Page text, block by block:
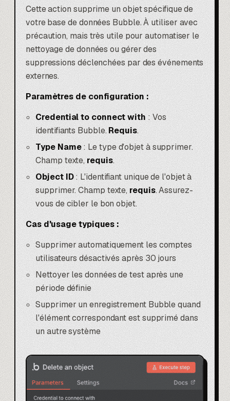
Cette action supprime un objet spécifique de
votre base de données Bubble. À utiliser avec
précaution, mais très utile pour automatiser le
nettoyage de données ou gérer des
suppressions déclenchées par des événements
externes.
Paramètres de configuration :
Credential to connect with: Vos
identifiants Bubble.Requis.
Type Name: Le type d'objet à supprimer.
Champ texte, requis.
Object ID: L'identifiant unique de l'objet à
supprimer. Champ texte,requis. Assurez-
vous de cibler le bon objet.
Cas d'usage typiques :
Supprimer automatiquement les comptes
utilisateurs désactivés après 30 jours
Nettoyer les données de test après une
période définie
Supprimer un enregistrement Bubble quand
l'élément correspondant est supprimé dans
un autre système